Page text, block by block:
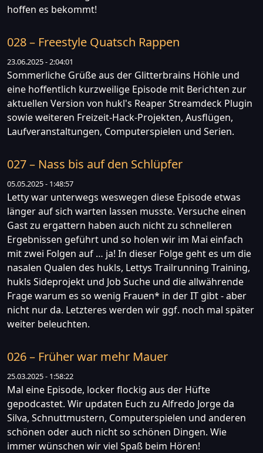
hoffen es bekommt!
028 – Freestyle Quatsch Rappen
23.06.2025 - 2:04:01
Sommerliche Grüße aus der Glitterbrains Höhle und
eine hoffentlich kurzweilige Episode mit Berichten zur
aktuellen Version von hukl's Reaper Streamdeck Plugin
sowie weiteren Freizeit-Hack-Projekten, Ausflügen,
Laufveranstaltungen, Computerspielen und Serien.
027 – Nass bis auf den Schlüpfer
05.05.2025 - 1:48:57
Letty war unterwegs weswegen diese Episode etwas
länger auf sich warten lassen musste. Versuche einen
Gast zu ergattern haben auch nicht zu schnelleren
Ergebnissen geführt und so holen wir im Mai einfach
mit zwei Folgen auf … ja! In dieser Folge geht es um die
nasalen Qualen des hukls, Lettys Trailrunning Training,
hukls Sideprojekt und Job Suche und die allwährende
Frage warum es so wenig Frauen* in der IT gibt - aber
nicht nur da. Letzteres werden wir ggf. noch mal später
weiter beleuchten.
026 – Früher war mehr Mauer
25.03.2025 - 1:58:22
Mal eine Episode, locker flockig aus der Hüfte
gepodcastet. Wir updaten Euch zu Alfredo Jorge da
Silva, Schnuttmustern, Computerspielen und anderen
schönen oder auch nicht so schönen Dingen. Wie
immer wünschen wir viel Spaß beim Hören!